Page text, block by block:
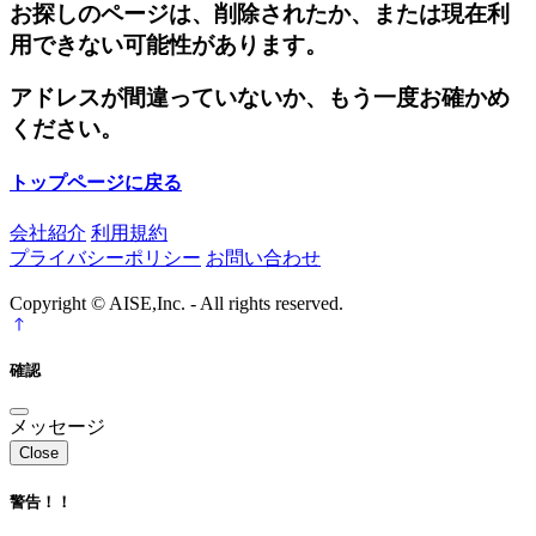
お探しのページは、削除されたか、または現在利
用できない可能性があります。
アドレスが間違っていないか、もう一度お確かめ
ください。
トップページに戻る
会社紹介 利用規約
プライバシーポリシー お問い合わせ
Copyright © AISE,Inc. - All rights reserved.
確認
メッセージ
Close
警告！！